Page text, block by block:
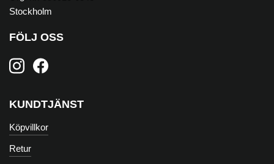
Stockholm
FÖLJ OSS
KUNDTJÄNST
Köpvillkor
Retur